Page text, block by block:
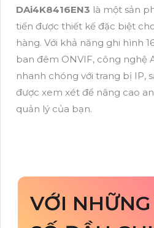
DAi4K8416EN3 là một sản
tiến được thiết kế đặc biệt
hàng. Với khả năng ghi hình
ban đêm ONVIF, công nghệ
nhanh chóng với trang bị IP,
được xem xét để nâng cao
quản lý của bạn.
VỚI